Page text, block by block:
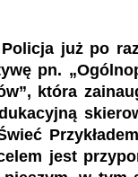
już po
pn.
która
jest